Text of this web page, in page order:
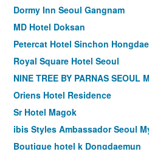
Dormy Inn Seoul Gangnam
MD Hotel Doksan
Petercat Hotel Sinchon Hongdae
Royal Square Hotel Seoul
NINE TREE BY PARNAS SEOUL
Oriens Hotel Residence
Sr Hotel Magok
ibis Styles Ambassador Seoul
Boutique hotel k Dongdaemun